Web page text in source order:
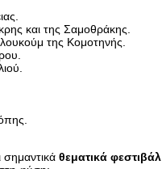
και της Σαμοθράκης.
της Κομοτηνής.
θεματικά φεστιβάλ